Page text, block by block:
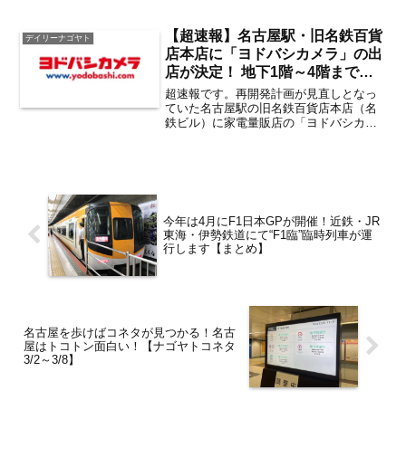
は？【大須観音・上前津】
に、新業態のホットドッグ専門店
「GABU DOGS...
デイリーナゴヤト
【超速報】名古屋駅・旧名鉄百貨
店本店に「ヨドバシカメラ」の出
店が決定！ 地下1階～4階までを
使った大型店が2026年夏頃にオ
ープン
超速報です。再開発計画が見直しとなっ
ていた名古屋駅の旧名鉄百貨店本店（名
鉄ビル）に家電量販店の「ヨドバシカメ
今年は4月にF1日本GPが開催！近鉄・JR
東海・伊勢鉄道にて“F1臨”臨時列車が運
行します【まとめ】
名古屋を歩けばコネタが見つかる！名古
屋はトコトン面白い！【ナゴヤトコネタ
3/2～3/8】